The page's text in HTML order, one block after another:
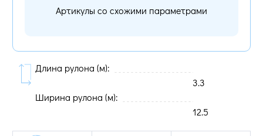
Артикулы со схожими параметрами
Длина рулона (м):
3.3
Ширина рулона (м):
12.5